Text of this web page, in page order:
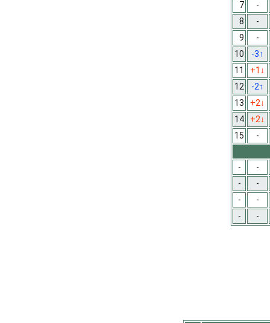
7
-
8
-
9
-
10
-3↑
11
+1 ↓
12
-2↑
13
+2↓
14
+2↓
15
-
-
-
-
-
-
-
-
-